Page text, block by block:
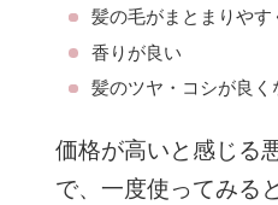
髪の毛がまとまりやす
香りが良い
髪のツヤ・コシが良く
価格が高いと感じる
で、一度使ってみる